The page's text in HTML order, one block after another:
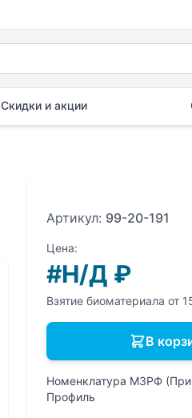
Скидки и акции
Артикул: 99-20-191
Цена:
#Н/Д ₽
Взятие биоматериала от
В
Номенклатура МЗРФ
Профиль